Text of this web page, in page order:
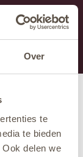
Over
te
te bieden
delen we
us at +31